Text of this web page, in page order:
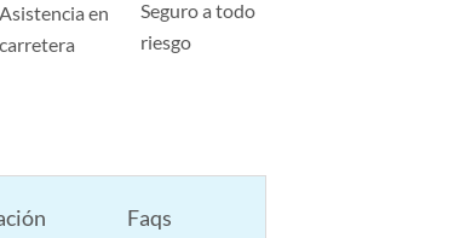
Asistencia en
carretera
Seguro a todo
riesgo
Faqs